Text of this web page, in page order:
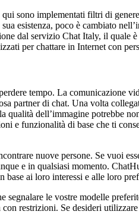
sono implementati filtri di
esistenza, poco è cambiato
dal servizio Chat Italy, il quale
per chattare in Internet con
tempo. La comunicazione
partner di chat. Una volta
dell’immagine potrebbe
e funzionalità di base che ti
nuove persone. Se vuoi
e in qualsiasi momento.
ai loro interessi e alle loro
le vostre modelle
restrizioni. Se desideri